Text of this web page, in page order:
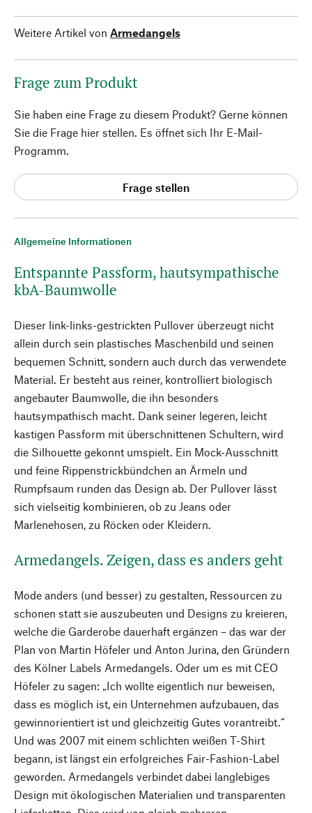
Allgemeine Informationen
Entspannte Passform, hautsympathische
kbA-Baumwolle
Dieser link-links-gestrickten Pullover überzeugt nicht
allein durch sein plastisches Maschenbild und seinen
bequemen Schnitt, sondern auch durch das verwendete
Material. Er besteht aus reiner, kontrolliert biologisch
angebauter Baumwolle, die ihn besonders
hautsympathisch macht. Dank seiner legeren, leicht
kastigen Passform mit überschnittenen Schultern, wird
die Silhouette gekonnt umspielt. Ein Mock-Ausschnitt
und feine Rippenstrickbündchen an Ärmeln und
Rumpfsaum runden das Design ab. Der Pullover lässt
sich vielseitig kombinieren, ob zu Jeans oder
Marlenehosen, zu Röcken oder Kleidern.
Armedangels. Zeigen, dass es anders geht
Mode anders (und besser) zu gestalten, Ressourcen zu
schonen statt sie auszubeuten und Designs zu kreieren,
welche die Garderobe dauerhaft ergänzen – das war der
Plan von Martin Höfeler und Anton Jurina, den Gründern
des Kölner Labels Armedangels. Oder um es mit CEO
Höfeler zu sagen: „Ich wollte eigentlich nur beweisen,
dass es möglich ist, ein Unternehmen aufzubauen, das
gewinnorientiert ist und gleichzeitig Gutes vorantreibt.“
Und was 2007 mit einem schlichten weißen T-Shirt
begann, ist längst ein erfolgreiches Fair-Fashion-Label
geworden. Armedangels verbindet dabei langlebiges
Design mit ökologischen Materialien und transparenten
Weitere Artikel von Armedangels
Frage zum Produkt
Sie haben eine Frage zu diesem Produkt? Gerne können
Sie die Frage hier stellen. Es öffnet sich Ihr E-Mail-
Programm.
Frage stellen